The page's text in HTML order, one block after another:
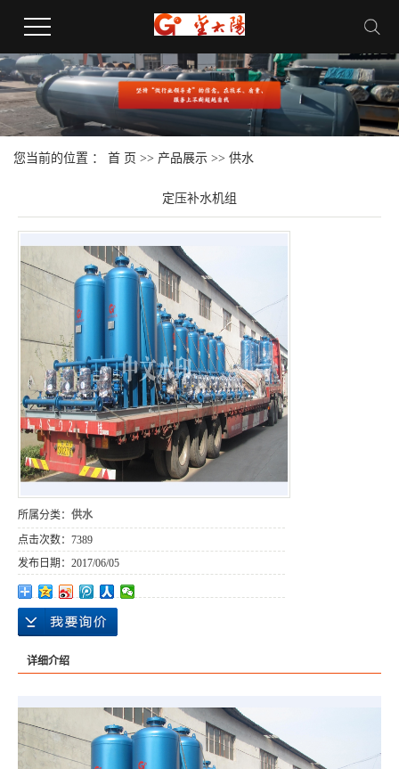
您当前的位置 ： 首 页 >> 产品展示 >> 供水
定压补水机组
所属分类： 供水
点击次数： 7389
发布日期： 2017/06/05
详细介绍